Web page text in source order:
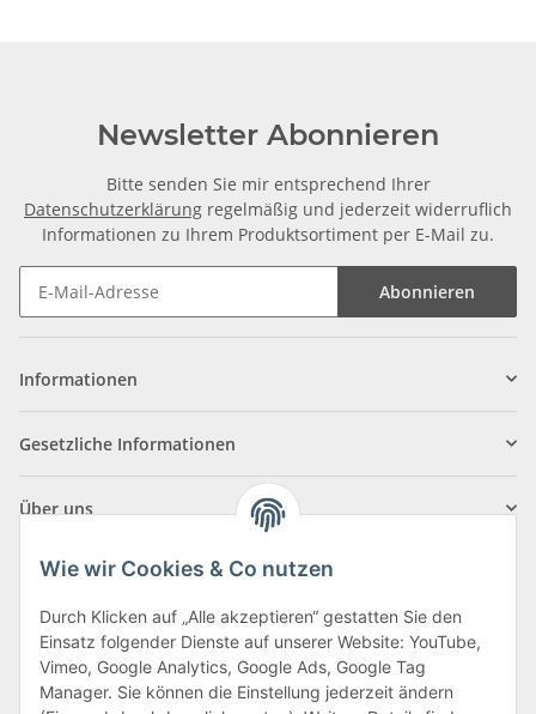
Newsletter Abonnieren
Bitte senden Sie mir entsprechend Ihrer
Datenschutzerklärung regelmäßig und jederzeit widerruflich
Informationen zu Ihrem Produktsortiment per E-Mail zu.
Abonnieren
Informationen
Gesetzliche Informationen
Über uns
Klagenfurter Straße 29
9556 Liebenfels
Wie wir Cookies & Co nutzen
Durch Klicken auf „Alle akzeptieren“ gestatten Sie den
Einsatz folgender Dienste auf unserer Website: YouTube,
Vimeo, Google Analytics, Google Ads, Google Tag
Manager. Sie können die Einstellung jederzeit ändern